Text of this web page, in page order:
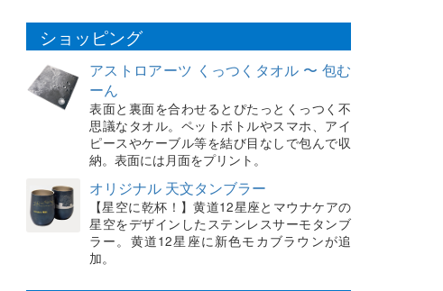
ショッピング
アストロアーツ くっつくタオル 〜 包む
ーん
表面と裏面を合わせるとぴたっとくっつく不
思議なタオル。ペットボトルやスマホ、アイ
ピースやケーブル等を結び目なしで包んで収
納。表面には月面をプリント。
オリジナル 天文タンブラー
【星空に乾杯！】黄道12星座とマウナケアの
星空をデザインしたステンレスサーモタンブ
ラー。黄道12星座に新色モカブラウンが追
加。